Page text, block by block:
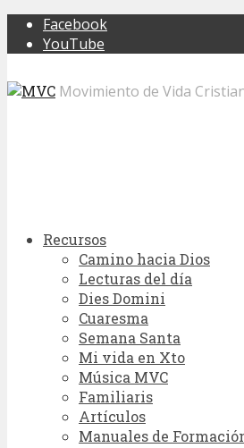
Facebook
YouTube
Movimiento de Vida
Recursos
Camino hacia Dios
Lecturas del día
Dies Domini
Cuaresma
Semana Santa
Mi vida en Xto
Música MVC
Familiaris
Artículos
Manuales de